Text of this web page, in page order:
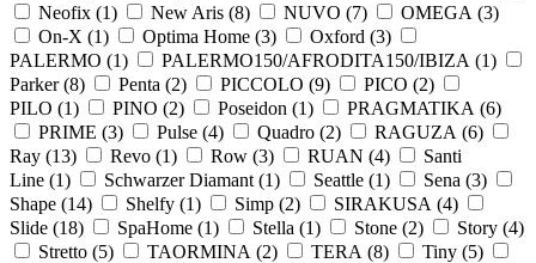
Neofix (1) New Aris (8) NUVO (7) OMEGA (3)
On-X (1) Optima Home (3) Oxford (3)
PALERMO (1) PALERMO150/AFRODITA150/IBIZA (1)
Parker (8) Penta (2) PICCOLO (9) PICO (2)
PILO (1) PINO (2) Poseidon (1) PRAGMATIKA (6)
PRIME (3) Pulse (4) Quadro (2) RAGUZA (6)
Ray (13) Revo (1) Row (3) RUAN (4)
Santi
Line (1) Schwarzer Diamant (1) Seattle (1) Sena (3)
Shape (14) Shelfy (1) Simp (2) SIRAKUSA (4)
Slide (18) SpaHome (1) Stella (1) Stone (2) Story (4)
Stretto (5) TAORMINA (2) TERA (8) Tiny (5)